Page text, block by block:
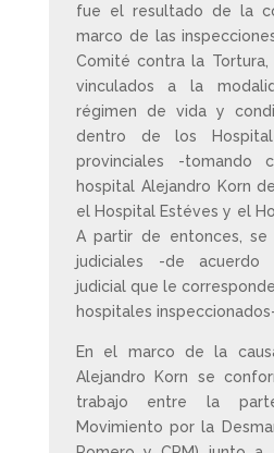
fue el resultado de la
marco de las
Comité contra la Tortura,
vinculados a la
régimen de vida y
dentro de los
provinciales -tomando
hospital Alejandro Korn
el Hospital Estéves y el
A partir de entonces, se
judiciales -de acuerdo
judicial que le
hospitales
En el marco de la
Alejandro Korn se
trabajo entre la
Movimiento por la